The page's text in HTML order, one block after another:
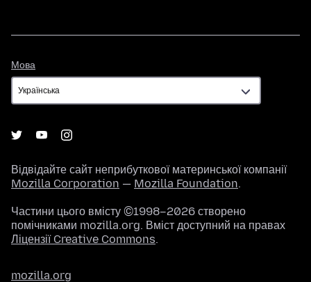
Мова
Відвідайте сайт неприбуткової материнської компанії
Mozilla Corporation — Mozilla Foundation.
Частини цього вмісту ©1998–2026 створено
помічниками mozilla.org. Вміст доступний на правах
Ліцензії Creative Commons.
mozilla.org